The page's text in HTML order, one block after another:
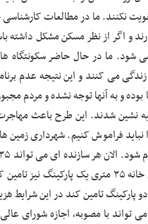
نکنند. ما در مطالعات کارشناسی
و اگر از نظر مسکن مشکل داشته
شود. ما در حال حاضر سکونتگاه
زندگی می کنند و این نتیجه عدم
و به آنها توجه نشده و مردم
نشین شدند. این طرح باعث
فراموش کنیم. شهرداری زمین
ولی ضوابط شهرسازی باید در آن رعایت شود. مثلا شما باید برای خانه ۳۵ متری
دو واحد ۳۵ متری بسازد باید دو پارکینگ تامین کند در این
با مصوبه، اجازه شورای